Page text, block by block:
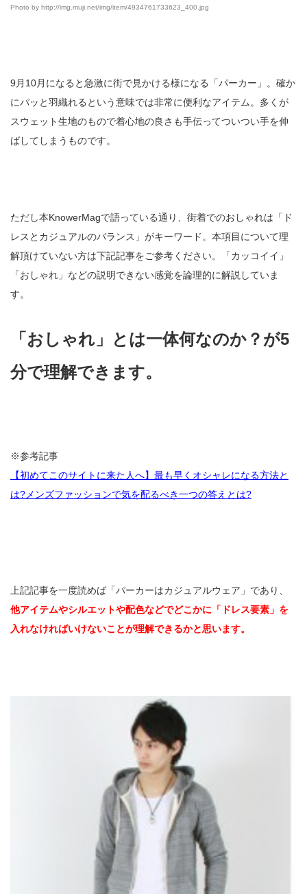
Photo by http://img.muji.net/img/item/4934761733623_400.jpg
9月10月になると急激に街で見かける様になる「パーカー」。確か
にパッと羽織れるという意味では非常に便利なアイテム。多くが
スウェット生地のもので着心地の良さも手伝ってついつい手を伸
ばしてしまうものです。
ただし本KnowerMagで語っている通り、街着でのおしゃれは「ド
レスとカジュアルのバランス」がキーワード。本項目について理
解頂けていない方は下記記事をご参考ください。「カッコイイ」
「おしゃれ」などの説明できない感覚を論理的に解説していま
す。
「おしゃれ」とは一体何なのか？が5
分で理解できます。
※参考記事
【初めてこのサイトに来た人へ】最も早くオシャレになる方法と
は?メンズファッションで気を配るべき一つの答えとは?
上記記事を一度読めば「パーカーはカジュアルウェア」であり、
他アイテムやシルエットや配色などでどこかに「ドレス要素」を
入れなければいけないことが理解できるかと思います。